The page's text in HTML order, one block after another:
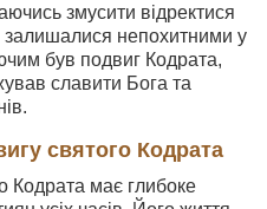
змусити відректися
залишалися непохитними у
був подвиг Кодрата,
славити Бога та
святого Кодрата
Кодрата має глибоке